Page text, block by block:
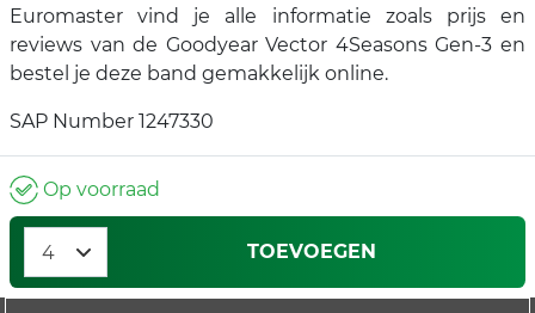
Euromaster vind je alle informatie zoals prijs en
reviews van de Goodyear Vector 4Seasons Gen-3 en
bestel je deze band gemakkelijk online.
SAP Number 1247330
Op voorraad
TOEVOEGEN